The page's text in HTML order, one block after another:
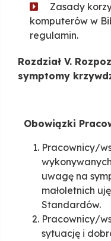
Zasady
komputerów w
regulamin.
Rozdział V.
symptomy
Obowiązki
Pracownicy/
uwagę na
małoletnich
Standardów.
Pracownicy/
sytuację i